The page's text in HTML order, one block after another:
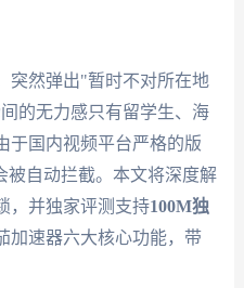
突然弹出"暂时不对所在地
的无力感只有留学生、海
于国内视频平台严格的版
被自动拦截。本文将深度解
，并独家评测支持100M独
加速器六大核心功能，带